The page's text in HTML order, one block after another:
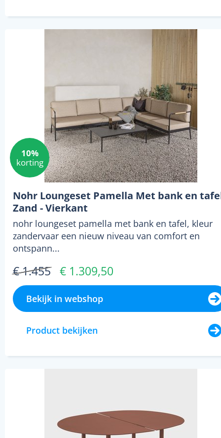
10%
korting
Nohr Loungeset Pamella Met bank en
Zand - Vierkant
nohr loungeset pamella met bank en tafel, kleur
zandervaar een nieuw niveau van comfort en
ontspann...
€ 1.455 € 1.309,50
Bekijk in webshop
Product bekijken